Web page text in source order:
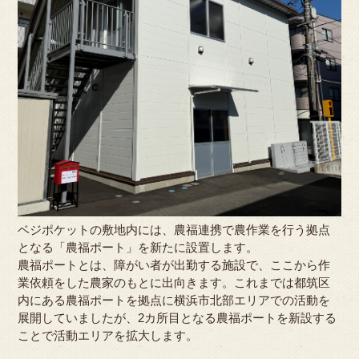
ベジポケットの敷地内には、農福連携で農作業を行う拠点
となる「農福ポート」を新たに設置します。
農福ポートとは、障がい者が出勤する施設で、ここから作
業依頼をした農家のもとに出向きます。これまでは都筑区
内にある農福ポートを拠点に横浜市北部エリアでの活動を
展開していましたが、2カ所目となる農福ポートを新設する
ことで活動エリアを拡大します。